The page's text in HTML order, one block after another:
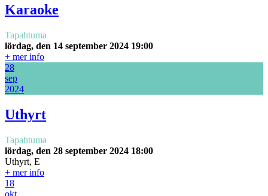
Karaoke
Tapahtuma
lördag, den 14 september 2024 19:00
+ mer info
28
sep
2024
Uthyrt
Tapahtuma
lördag, den 28 september 2024 18:00
Uthyrt, E
+ mer info
18
okt